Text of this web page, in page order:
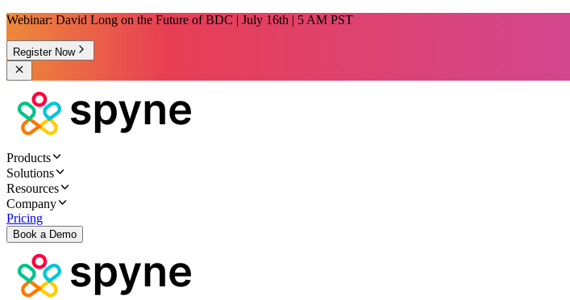
Webinar: David Long on the Future of BDC | July 16th | 5 AM PST
Register Now
Products
Solutions
Resources
Company
Pricing
Book a Demo